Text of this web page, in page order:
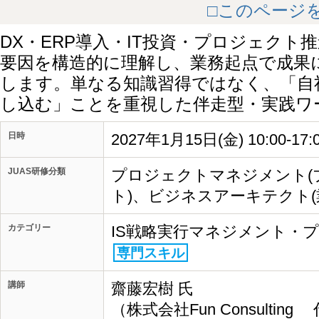
□このページ
DX・ERP導入・IT投資・プロジェクト
要因を構造的に理解し、業務起点で成
します。単なる知識習得ではなく、「
し込む」ことを重視した伴走型・実践
日時 2027年1月15日(金) 10:00-
JUAS研修分類
プロジェクトマネジメント
ト)、ビジネスアーキテクト
カテゴリー IS戦略実行マネジメント・
専門スキル
講師
齋藤宏樹 氏
（株式会社Fun Consulting